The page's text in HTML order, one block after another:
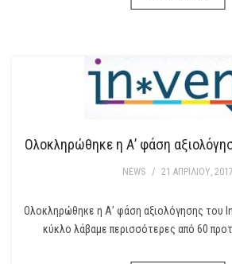
Ολοκληρώθηκε η Α’ φάση
NEWS / 21 ΑΠΡΙΛΊΟΥ, 2017
Ολοκληρώθηκε η Α’ φάση αξιολόγησης του
κύκλο λάβαμε περισσότερες από 60